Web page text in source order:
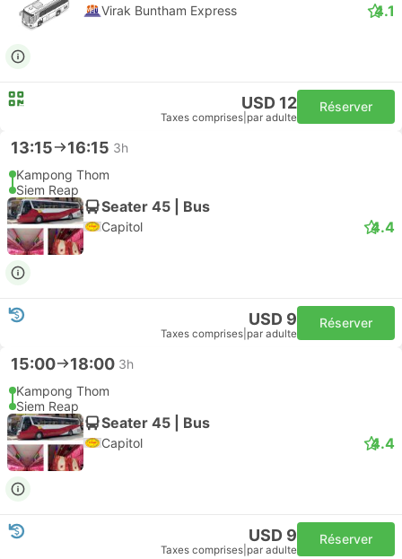
Virak Buntham Express 4.1
USD 12
Taxes comprises par adulte
Réserver
13:15 16:15 3h
Kampong Thom
Siem Reap
Seater 45 | Bus
Capitol 4.4
USD 9
Taxes comprises par adulte
Réserver
15:00 18:00 3h
Kampong Thom
Siem Reap
Seater 45 | Bus
Capitol 4.4
USD 9
Taxes comprises par adulte
Réserver